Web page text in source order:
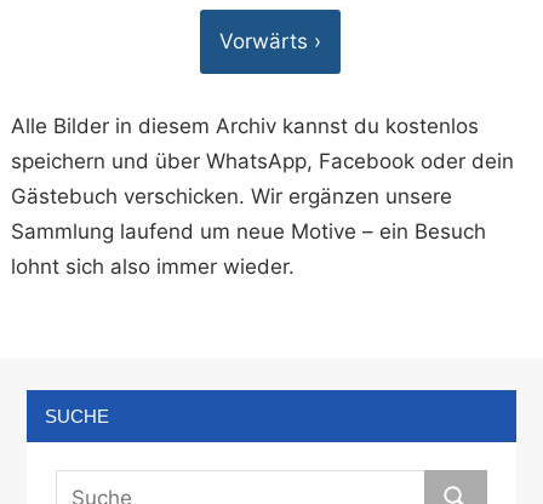
Vorwärts ›
Alle Bilder in diesem Archiv kannst du kostenlos
speichern und über WhatsApp, Facebook oder dein
Gästebuch verschicken. Wir ergänzen unsere
Sammlung laufend um neue Motive – ein Besuch
lohnt sich also immer wieder.
SUCHE